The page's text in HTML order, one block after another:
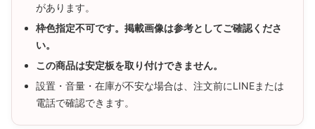
があります。
枠色指定不可です。掲載画像は参考としてご確認くださ
い。
この商品は安定板を取り付けできません。
設置・音量・在庫が不安な場合は、注文前にLINEまたは
電話で確認できます。